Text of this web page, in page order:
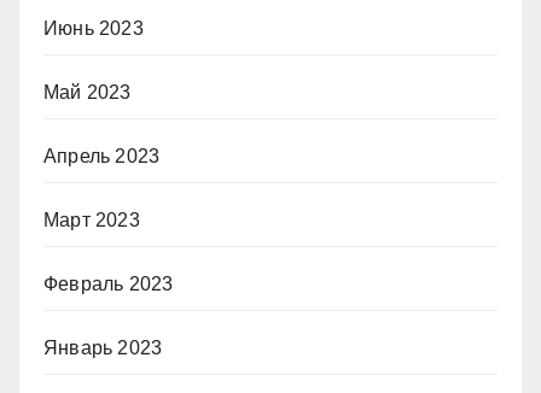
Июнь 2023
Май 2023
Апрель 2023
Март 2023
Февраль 2023
Январь 2023